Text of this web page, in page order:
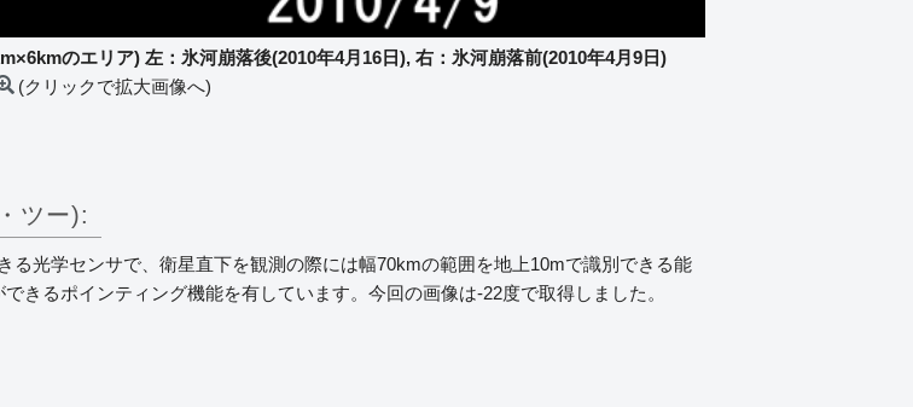
のエリア) 左：氷河崩落後(2010年4月16日), 右：氷河崩落前(2010年4月9日)
(クリックで拡大画像へ)
ツー):
光学センサで、衛星直下を観測の際には幅70kmの範囲を地上10mで識別できる能
きるポインティング機能を有しています。今回の画像は-22度で取得しました。